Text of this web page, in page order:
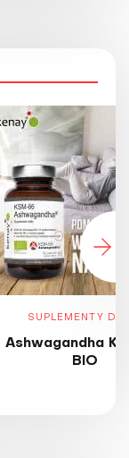
SUPLEMENTY
Ashwagandha
BIO